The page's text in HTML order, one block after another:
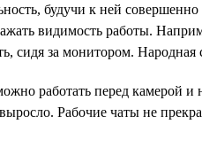
будучи к ней
видимость работы.
сидя за монитором.
работать перед камерой и
Рабочие чаты не